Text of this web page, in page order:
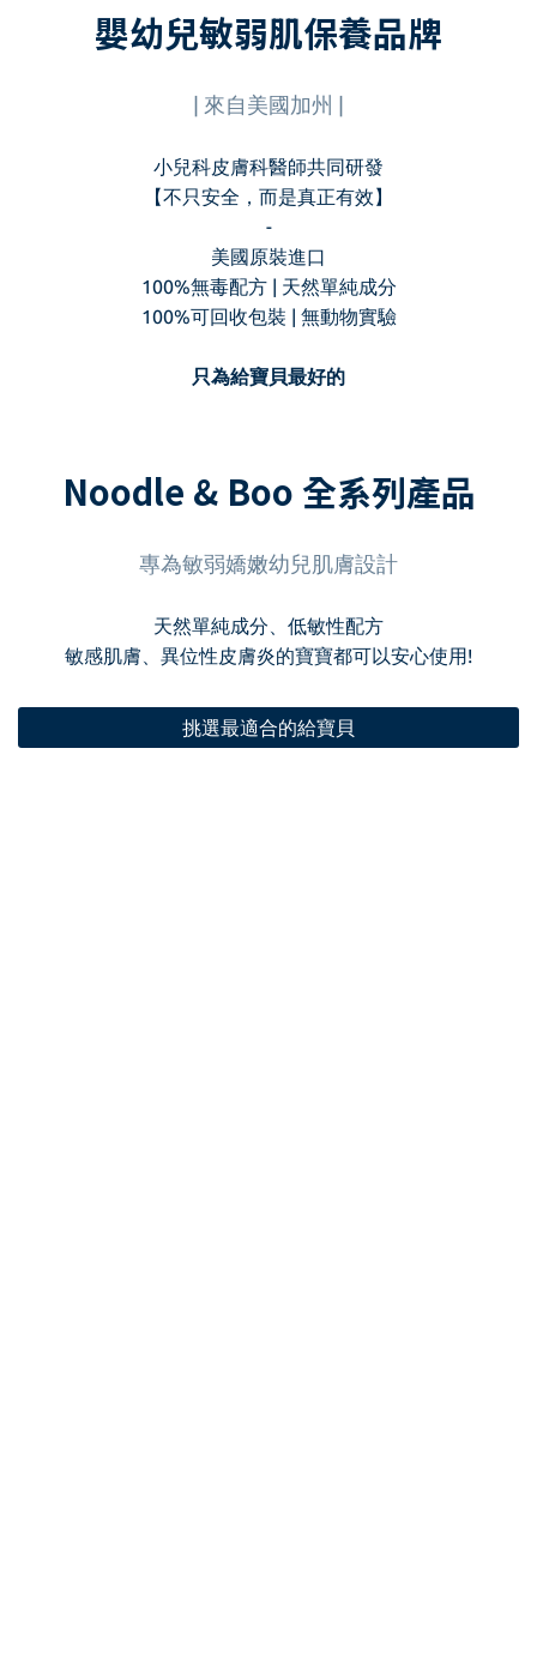
嬰幼兒敏弱肌保養品牌
| 來自美國加州 |
小兒科皮膚科醫師共同研發
【不只安全，而是真正有效】
-
美國原裝進口
100%無毒配方 | 天然單純成分
100%可回收包裝 | 無動物實驗
只為給寶貝最好的
Noodle & Boo 全系列產品
專為敏弱嬌嫩幼兒肌膚設計
天然單純成分、低敏性配方
敏感肌膚、異位性皮膚炎的寶寶都可以安心使用!
挑選最適合的給寶貝